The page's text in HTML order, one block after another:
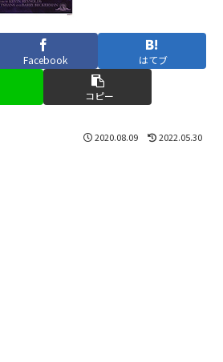
Facebook はてブ
コピー
2020.08.09 2022.05.30